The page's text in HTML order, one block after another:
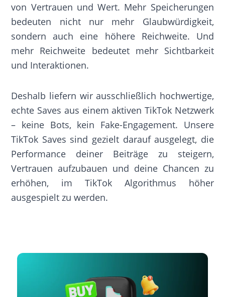
von Vertrauen und Wert. Mehr Speicherungen
bedeuten nicht nur mehr Glaubwürdigkeit,
sondern auch eine höhere Reichweite. Und
mehr Reichweite bedeutet mehr Sichtbarkeit
und Interaktionen.
Deshalb liefern wir ausschließlich hochwertige,
echte Saves aus einem aktiven TikTok Netzwerk
– keine Bots, kein Fake-Engagement. Unsere
TikTok Saves sind gezielt darauf ausgelegt, die
Performance deiner Beiträge zu steigern,
Vertrauen aufzubauen und deine Chancen zu
erhöhen, im TikTok Algorithmus höher
ausgespielt zu werden.